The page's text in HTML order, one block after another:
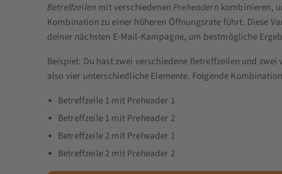
Betreffzeilen mit verschiedenen Preheadern kombinieren,
Kombination zu einer höheren Öffnungsrate führt. Diese
deiner nächsten E-Mail-Kampagne, um bestmögliche
Beispiel: Du hast zwei verschiedene Betreffzeilen und
also vier unterschiedliche Elemente. Folgende
Betreffzeile 1 mit Preheader 1
Betreffzeile 1 mit Preheader 2
Betreffzeile 2 mit Preheader 1
Betreffzeile 2 mit Preheader 2